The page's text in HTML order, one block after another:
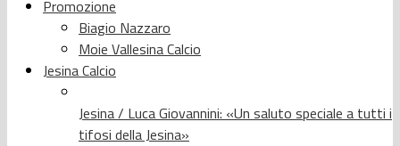
Promozione
Biagio Nazzaro
Moie Vallesina Calcio
Jesina Calcio
Jesina / Luca Giovannini: «Un saluto speciale a tutti i
tifosi della Jesina»